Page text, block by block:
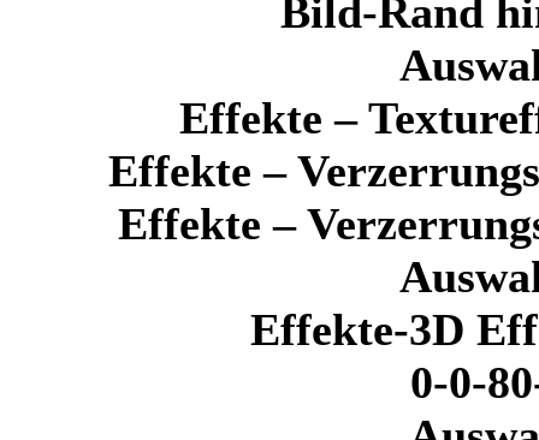
Bild-Rand
Effekte –
Effekte –
Effekte –
Effekte-3D
0-0-